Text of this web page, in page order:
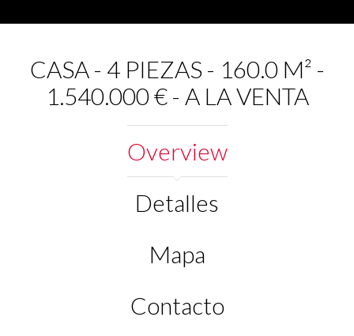
CASA - 4 PIEZAS - 160.0 M² -
1.540.000 € - A LA VENTA
Overview
Detalles
Mapa
Contacto